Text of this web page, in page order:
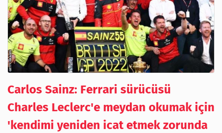
Carlos Sainz: Ferrari sürücüsü
Charles Leclerc'e meydan okumak için
'kendimi yeniden icat etmek zorunda